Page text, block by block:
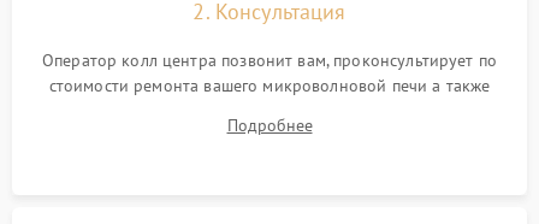
2. Консультация
Оператор колл центра позвонит вам, проконсультирует по
стоимости ремонта вашего микроволновой печи а также
Подробнее